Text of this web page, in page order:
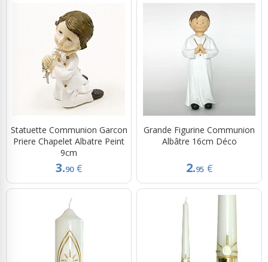
Statuette Communion Garcon
Priere Chapelet Albatre Peint
9cm
3.90 €
Grande Figurine Communion
Albâtre 16cm Déco
2.95 €